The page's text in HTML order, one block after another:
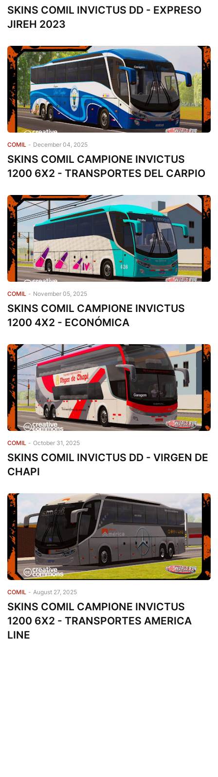
SKINS COMIL INVICTUS DD - EXPRESO
JIREH 2023
COMIL - December 04, 2025
SKINS COMIL CAMPIONE INVICTUS
1200 6X2 - TRANSPORTES DEL CARPIO
COMIL - November 05, 2025
SKINS COMIL CAMPIONE INVICTUS
1200 4X2 - ECONÓMICA
COMIL - October 31, 2025
SKINS COMIL INVICTUS DD - VIRGEN DE
CHAPI
COMIL - August 27, 2025
SKINS COMIL CAMPIONE INVICTUS
1200 6X2 - TRANSPORTES AMERICA
LINE